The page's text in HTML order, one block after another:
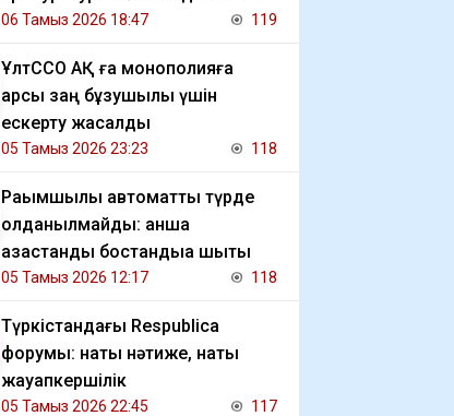
06 Тамыз 2026 18:47 119
ҰлтССО АҚ ға монополияға
қарсы заң бұзушылық үшін
ескерту жасалды
05 Тамыз 2026 23:23 118
Рақымшылық автоматты түрде
қолданылмайды: қанша
қазақстандық бостандыққа шықты
05 Тамыз 2026 12:17 118
Түркістандағы Respublica
форумы: нақты нәтиже, нақты
жауапкершілік
05 Тамыз 2026 22:45 117